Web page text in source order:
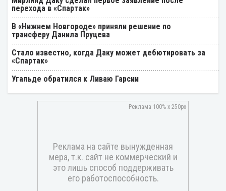
перехода в «Спартак»
В «Нижнем Новгороде» приняли решение по
трансферу Данила Пруцева
Стало известно, когда Даку может дебютировать за
«Спартак»
Угальде обратился к Ливаю Гарсии